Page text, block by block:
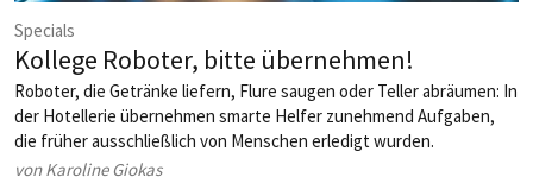
Specials
Kollege Roboter, bitte übernehmen!
Roboter, die Getränke liefern, Flure saugen oder Teller abräumen: In
der Hotellerie übernehmen smarte Helfer zunehmend Aufgaben,
die früher ausschließlich von Menschen erledigt wurden.
Vorreiterprojekte zeigen, wie sich Technologie und Menschlichkeit
von Karoline Giokas